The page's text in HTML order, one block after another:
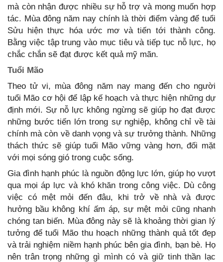
mà còn nhận được nhiều sự hỗ trợ và mong muốn hợp
tác. Mùa đông năm nay chính là thời điểm vàng để tuổi
Sửu hiện thực hóa ước mơ và tiến tới thành công.
Bằng việc tập trung vào mục tiêu và tiếp tục nỗ lực, họ
chắc chắn sẽ đạt được kết quả mỹ mãn.
Tuổi Mão
Theo tử vi, mùa đông năm nay mang đến cho người
tuổi Mão cơ hội để lập kế hoạch và thực hiện những dự
định mới. Sự nỗ lực không ngừng sẽ giúp họ đạt được
những bước tiến lớn trong sự nghiệp, không chỉ về tài
chính mà còn về danh vọng và sự trưởng thành. Những
thách thức sẽ giúp tuổi Mão vững vàng hơn, đối mặt
với mọi sóng gió trong cuộc sống.
Gia đình hạnh phúc là nguồn động lực lớn, giúp họ vượt
qua mọi áp lực và khó khăn trong công việc. Dù công
việc có mệt mỏi đến đâu, khi trở về nhà và được
hưởng bầu không khí ấm áp, sự mệt mỏi cũng nhanh
chóng tan biến. Mùa đông này sẽ là khoảng thời gian lý
tưởng để tuổi Mão thu hoạch những thành quả tốt đẹp
và trải nghiệm niềm hạnh phúc bên gia đình, bạn bè. Họ
nên trân trọng những gì mình có và giữ tinh thần lạc